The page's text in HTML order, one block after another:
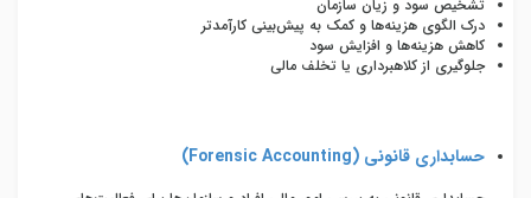
تشخیص سود و زیان سازمان
درک الگوی هزینه‌ها و کمک به پیش‌بینی کارآمدتر
کاهش هزینه‌ها و افزایش سود
جلوگیری از کلاهبرداری یا تخلف مالی
حسابداری قانونی (Forensic Accounting
)